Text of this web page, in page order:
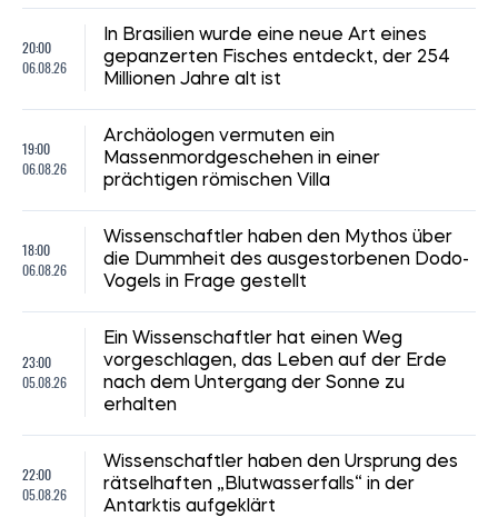
20:00
06.08.26
In Brasilien wurde eine neue Art eines
gepanzerten Fisches entdeckt, der 254
Millionen Jahre alt ist
19:00
06.08.26
Archäologen vermuten ein
Massenmordgeschehen in einer
prächtigen römischen Villa
18:00
06.08.26
Wissenschaftler haben den Mythos über
die Dummheit des ausgestorbenen Dodo-
Vogels in Frage gestellt
23:00
05.08.26
Ein Wissenschaftler hat einen Weg
vorgeschlagen, das Leben auf der Erde
nach dem Untergang der Sonne zu
erhalten
22:00
05.08.26
Wissenschaftler haben den Ursprung des
rätselhaften „Blutwasserfalls“ in der
Antarktis aufgeklärt